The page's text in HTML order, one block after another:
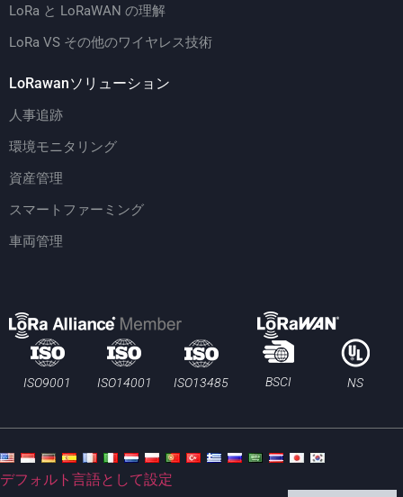
LoRa と LoRaWAN の理解
LoRa VS その他のワイヤレス技術
LoRawanソリューション
人事追跡
環境モニタリング
資産管理
スマートファーミング
車両管理
ISO9001 ISO14001 ISO13485 BSCI NS
デフォルト言語として設定